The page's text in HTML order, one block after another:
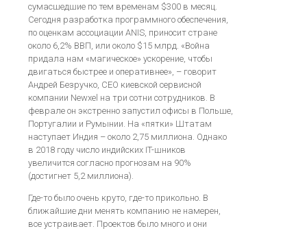
сумасшедшие по тем временам $300 в месяц.
Сегодня разработка программного обеспечения,
по оценкам ассоциации ANIS, приносит стране
около 6,2% ВВП, или около $15 млрд. «Война
придала нам «магическое» ускорение, чтобы
двигаться быстрее и оперативнее», – говорит
Андрей Безручко, СЕО киевской сервисной
компании Newxel на три сотни сотрудников. В
феврале он экстренно запустил офисы в Польше,
Португалии и Румынии. На «пятки» Штатам
наступает Индия – около 2,75 миллиона. Однако
в 2018 году число индийских IT-шников
увеличится согласно прогнозам на 90%
(достигнет 5,2 миллиона).
Где-то было очень круто, где-то прикольно. В
ближайшие дни менять компанию не намерен,
все устраивает. Проектов было много и они